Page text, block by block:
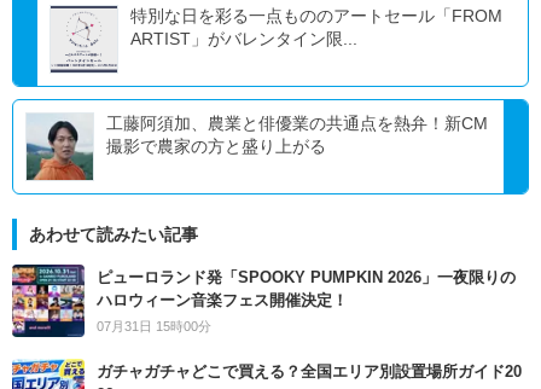
特別な日を彩る一点もののアートセール「FROM
ARTIST」がバレンタイン限...
工藤阿須加、農業と俳優業の共通点を熱弁！新CM
撮影で農家の方と盛り上がる
あわせて読みたい記事
ピューロランド発「SPOOKY PUMPKIN 2026」一夜限りの
ハロウィーン音楽フェス開催決定！
07月31日 15時00分
ガチャガチャどこで買える？全国エリア別設置場所ガイド20